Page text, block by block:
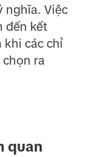
nghĩa. Việc
đến kết
khi các chỉ
ra
quan